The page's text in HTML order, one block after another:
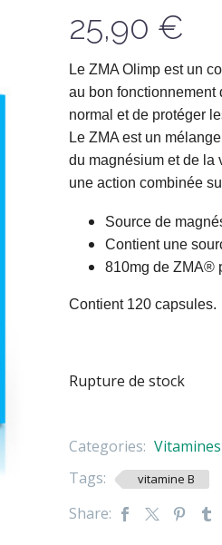
25,90 €
Le ZMA Olimp est un
au bon fonctionnement
normal et de protéger
Le ZMA est un
du magnésium et de la
une action combinée
Source de
Contient une
810mg de ZMA®
Contient 120 capsules.
Rupture de stock
Categories:
Tags:
vitamine B
Share: